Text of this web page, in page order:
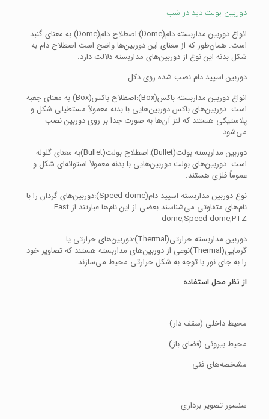
دوربین بولت دید در شب
انواع دوربین مداربسته دام(Dome):اصطلاح دام(Dome) به معنای گنبد
است. همان‌طور که از معنای این دوربین‌ها واضح است اصطلاح دام به
شکل بدنه این نوع از دوربین‌های مداربسته دلالت دارد.
دوربین اسپید دام نصب شده روی دکل
انواع دوربین مداربسته باکس(Box):اصطلاح باکس(Box) به معنای جعبه
است. دوربین‌های باکس دوربین‌هایی با بدنه معمولاً مستطیلی شکل و
پلاستیکی هستند که لنز آن‌ها به صورت جدا بر روی دوربین نصب
می‌شود.
دوربین مداربسته بولت(Bullet):اصطلاح بولت(Bullet)به معنای گلوله
است. دوربین‌های بولت دوربین‌هایی با بدنه معمولاً استوانه‌ای شکل و
عموماً فلزی هستند.
نوع دوربین مداربسته اسپید دام(Speed dome):دوربین‌های گردان را با
نام‌های متفاوتی می‌شناسند بعضی از این نام‌ها عبارتند از Fast
dome,Speed dome,PTZ
دوربین مداربسته حرارتی(Thermal):دوربین‌های حرارتی یا
گرمایی(Thermal)نوعی از دوربین‌های مداربسته هستند که تصاویر خود
را به جای نور با توجه به شکل حرارتی محیط می‌سازند
از نظر محل استفاده
محیط داخلی (سقف دار)
محیط بیرونی (فضای باز)
مشخصه‌های فنی
سنسور تصویر برداری